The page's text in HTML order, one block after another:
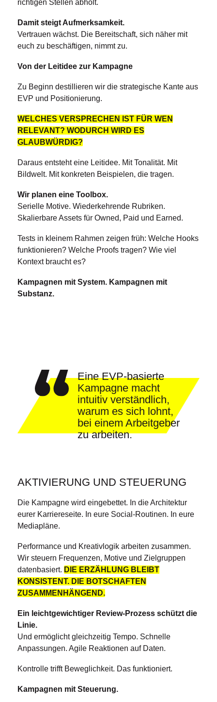
richtigen Stellen abholt.
Damit steigt Aufmerksamkeit.
Vertrauen wächst. Die Bereitschaft, sich näher mit
euch zu beschäftigen, nimmt zu.
Von der Leitidee zur Kampagne
Zu Beginn destillieren wir die strategische Kante aus
EVP und Positionierung.
WELCHES VERSPRECHEN IST FÜR WEN
RELEVANT? WODURCH WIRD ES
GLAUBWÜRDIG?
Daraus entsteht eine Leitidee. Mit Tonalität. Mit
Bildwelt. Mit konkreten Beispielen, die tragen.
Wir planen eine Toolbox.
Serielle Motive. Wiederkehrende Rubriken.
Skalierbare Assets für Owned, Paid und Earned.
Tests in kleinem Rahmen zeigen früh: Welche Hooks
funktionieren? Welche Proofs tragen? Wie viel
Kontext braucht es?
Kampagnen mit System. Kampagnen mit
Substanz.
Eine EVP-basierte
Kampagne macht
intuitiv verständlich,
warum es sich lohnt,
bei einem Arbeitgeber
zu arbeiten.
AKTIVIERUNG UND STEUERUNG
Die Kampagne wird eingebettet. In die Architektur
eurer Karriereseite. In eure Social-Routinen. In eure
Mediapläne.
Performance und Kreativlogik arbeiten zusammen.
Wir steuern Frequenzen, Motive und Zielgruppen
datenbasiert. DIE ERZÄHLUNG BLEIBT
KONSISTENT. DIE BOTSCHAFTEN
ZUSAMMENHÄNGEND.
Ein leichtgewichtiger Review-Prozess schützt die
Linie.
Und ermöglicht gleichzeitig Tempo. Schnelle
Anpassungen. Agile Reaktionen auf Daten.
Kontrolle trifft Beweglichkeit. Das funktioniert.
Kampagnen mit Steuerung.